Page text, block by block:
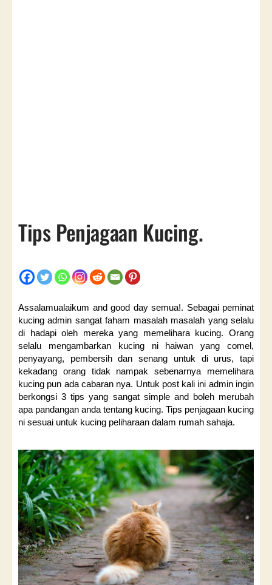
Tips Penjagaan Kucing.
Assalamualaikum and good day semua!. Sebagai peminat
kucing admin sangat faham masalah masalah yang selalu
di hadapi oleh mereka yang memelihara kucing. Orang
selalu mengambarkan kucing ni haiwan yang comel,
penyayang, pembersih dan senang untuk di urus, tapi
kekadang orang tidak nampak sebenarnya memelihara
kucing pun ada cabaran nya. Untuk post kali ini admin ingin
berkongsi 3 tips yang sangat simple and boleh merubah
apa pandangan anda tentang kucing. Tips penjagaan kucing
ni sesuai untuk kucing peliharaan dalam rumah sahaja.